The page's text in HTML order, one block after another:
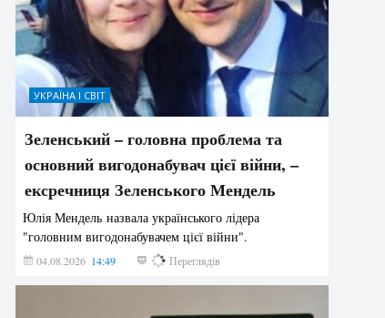
УКРАЇНА І СВІТ
Зеленський – головна проблема та
основний вигодонабувач цієї війни, –
ексречниця Зеленського Мендель
Юлія Мендель назвала українського лідера
"головним вигодонабувачем цієї війни".
04.08.2026 14:49 149 Переглядів